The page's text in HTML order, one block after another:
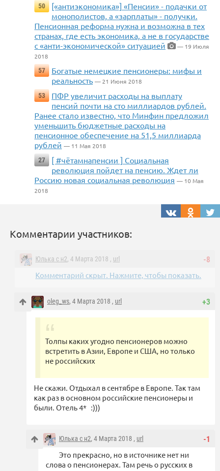
50
[«антиэкономика»] «Пенсии» - подачки от
монополистов, а «зарплаты» - получки.
Пенсионная реформа нужна и возможна в тех
странах, где есть экономика, а не в государстве
с «анти-экономической» ситуацией
— 19 Июля
2018
57
Богатые немецкие пенсионеры: мифы и
реальность — 21 Июня 2018
53
ПФР увеличит расходы на выплату
пенсий почти на сто миллиардов рублей.
Ранее стало известно, что Минфин предложил
уменьшить бюджетные расходы на
пенсионное обеспечение на 51,5 миллиарда
рублей — 11 Мая 2018
27
[ #чётамнапенсии ] Социальная
революция пойдет на пенсию. Ждет ли
Россию новая социальная революция — 10 Мая
2018
Комментарии участников:
-8
Юлька с н2, 4 Марта 2018 , url
Комментарий скрыт. Нажмите, чтобы показать.
+3
oleg_ws, 4 Марта 2018 , url
Толпы каких угодно пенсионеров можно
встретить в Азии, Европе и США, но только
не российских
Не скажи. Отдыхал в сентябре в Европе. Так там
как раз в основном российские пенсионеры и
были. Отель 4* :)))
-1
Юлька с н2, 4 Марта 2018 , url
Это прекрасно, но в источнике нет ни
слова о пенсионерах. Там речь о русских в